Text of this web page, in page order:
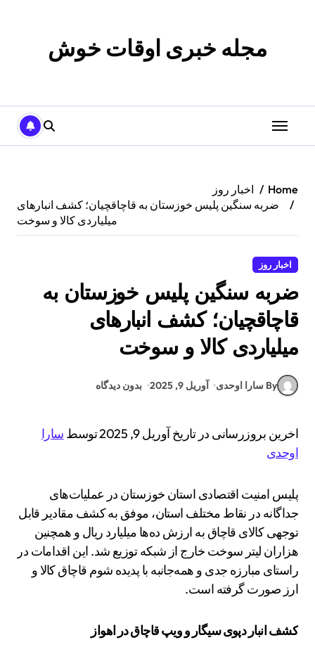
مجله خبری اوقات خوش
Home
اخبار روز
ضربه سنگین پلیس خوزستان به قاچاقچیان؛ کشف انبارهای
میلیاردی کالا و سوخت
اخبار روز
ضربه سنگین پلیس خوزستان به
قاچاقچیان؛ کشف انبارهای
میلیاردی کالا و سوخت
By سارا اوحدی آوریل 9, 2025 بدون دیدگاه
اخرین بروزرسانی در تاریخ آوریل 9, 2025 توسط
سارا
اوحدی
پلیس امنیت اقتصادی استان خوزستان در عملیات‌های
جداگانه در نقاط مختلف استان، موفق به کشف مقادیر قابل
توجهی کالای قاچاق به ارزش ده‌ها میلیارد ریال و همچنین
هزاران لیتر سوخت خارج از شبکه توزیع شد. این اقدامات در
راستای مبارزه جدی و همه‌جانبه با پدیده شوم قاچاق کالا و
ارز صورت گرفته است.
کشف انبار دپوی سیگار و ویپ قاچاق در اهواز